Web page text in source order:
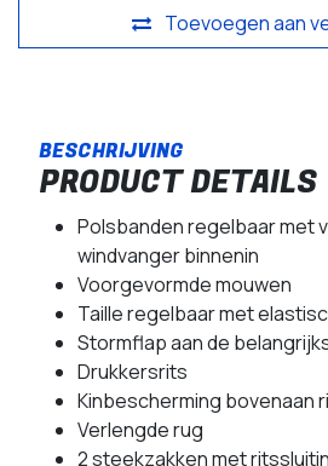
Toevoegen aan
PRODUCT DETAILS
Polsbanden regelbaar met
windvanger binnenin
Voorgevormde mouwen
Taille regelbaar met
Stormflap aan de
Drukkersrits
Kinbescherming bovenaan
Verlengde rug
2 steekzakken met